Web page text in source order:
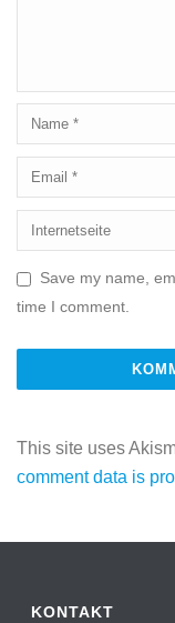
Save my name,
time I comment.
This site uses
comment data is
KONTAKT